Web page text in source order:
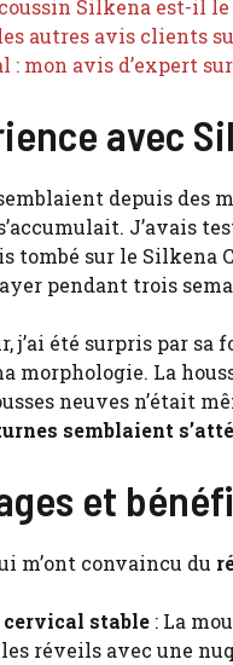
Silkena est-il
autres avis clients
: mon avis d’expert
avec
depuis des
J’avais
tombé sur le Silkena
pendant trois
j’ai été surpris par
morphologie. La
neuves n’était
semblaient
et
m’ont convaincu du
stable : La
réveils avec une